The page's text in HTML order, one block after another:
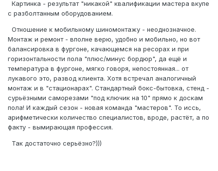
Картинка - результат "никакой" квалификации мастера вкупе
с разболтанным оборудованием.
Отношение к мобильному шиномонтажу - неоднозначное.
Монтаж и ремонт - вполне верю, удобно и мобильно, но вот
балансировка в фургоне, качающемся на ресорах и при
горизонтальности пола "плюс/минус бордюр", да ещё и
температура в фургоне, мягко говоря, непостоянная... от
лукавого это, развод клиента. Хотя встречал аналогичный
монтаж и в "стационарах". Стандартный бокс-бытовка, стенд -
сурьёзными саморезами "под ключик на 10" прямо к доскам
пола! И каждый сезон - новая команда "мастеров". То иссь,
арифметически количество специалистов, вроде, растёт, а по
факту - вымирающая профессия.
Так достаточно серьёзно?)))